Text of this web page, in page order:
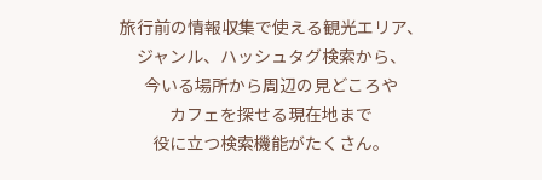
旅行前の情報収集で使える観光エリア、
ジャンル、ハッシュタグ検索から、
今いる場所から周辺の見どころや
カフェを探せる現在地まで
役に立つ検索機能がたくさん。